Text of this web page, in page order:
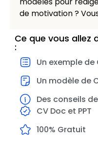
de motivation ?
Ce que vous allez
:
Un exemple
Un modèle de
Des conseils
CV Doc et PPT
100% Gratuit